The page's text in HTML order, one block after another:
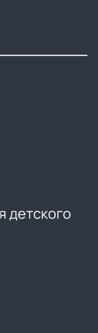
детского